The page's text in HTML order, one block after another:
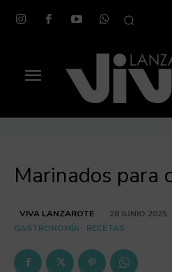
Marinados para
VIVA LANZAROTE
28 JUNIO 2025
GASTRONOMÍA
RECETAS